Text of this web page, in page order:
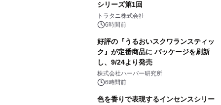
シリーズ第1回
トラタニ株式会社
6時間前
好評の『うるおいスクワランスティッ
ク』が定番商品に パッケージを刷新
し、9/24より発売
株式会社ハーバー研究所
6時間前
色を香りで表現するインセンスシリー